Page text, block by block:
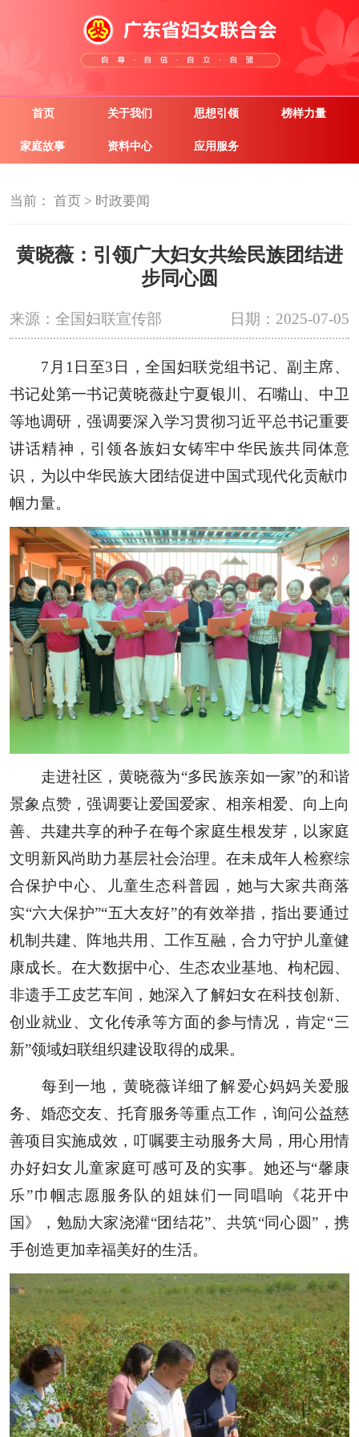
首页 关于我们 思想引领 榜样力量
家庭故事 资料中心 应用服务
当前： 首页> 时政要闻
黄晓薇：引领广大妇女共绘民族团结进
步同心圆
日期：2025-07-05
来源：全国妇联宣传部
7月1日至3日，全国妇联党组书记、副主席、
书记处第一书记黄晓薇赴宁夏银川、石嘴山、中卫
等地调研，强调要深入学习贯彻习近平总书记重要
讲话精神， 引领各族妇女铸牢中华民族共同体意
识， 为以中华民族大团结促进中国式现代化贡献巾
帼力量。
走进社区， 黄晓薇为“多民族亲如一家”的和谐
景象 点赞 ，强调要让爱国爱家、相亲相爱、向上向
善、共建共享的种子在每个家庭生根发芽， 以家庭
文明新风尚助力基层社会治理。在未成年人 检察综
合保护中心、 儿童生态科普园 ， 她与大家共商落
实“六大保护”“五大友好”的有效举措 ， 指出要通过
机制共建、阵地共用、工作互融 ，合力守护 儿童健
康成长。在大数据中心、生态农业基地、枸杞园、
非遗手工皮艺车间 ， 她深入 了解妇女在科技创新、
创业就业、文化传承等方面的参与情况 ， 肯定“三
新”领域妇联组织建设取得的成果。
每到一地， 黄晓薇详细了解爱心妈妈关爱服
务、 婚恋交友、 托育服务等重点工作， 询问公益慈
善项目实施成效， 叮嘱要主动服务大局 ， 用心用情
办好妇女儿童家庭可感可及的实事。 她还与“馨康
乐”巾帼志愿服务队的姐妹们一同唱响《花开中
国》，勉励大家浇灌“团结花”、 共筑“同心圆”，携
手创造更加幸福美好的生活。